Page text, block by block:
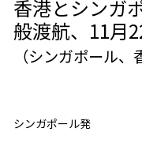
香港とシンガ
般渡航、11月
（シンガポール、
シンガポール発